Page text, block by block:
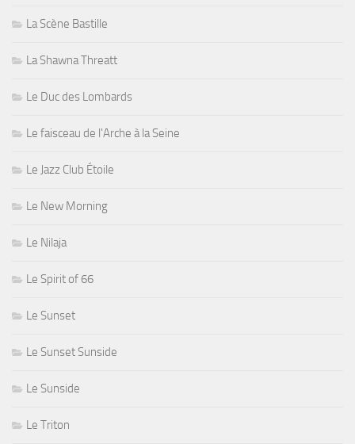
La Scène Bastille
La Shawna Threatt
Le Duc des Lombards
Le faisceau de l'Arche à la Seine
Le Jazz Club Étoile
Le New Morning
Le Nilaja
Le Spirit of 66
Le Sunset
Le Sunset Sunside
Le Sunside
Le Triton